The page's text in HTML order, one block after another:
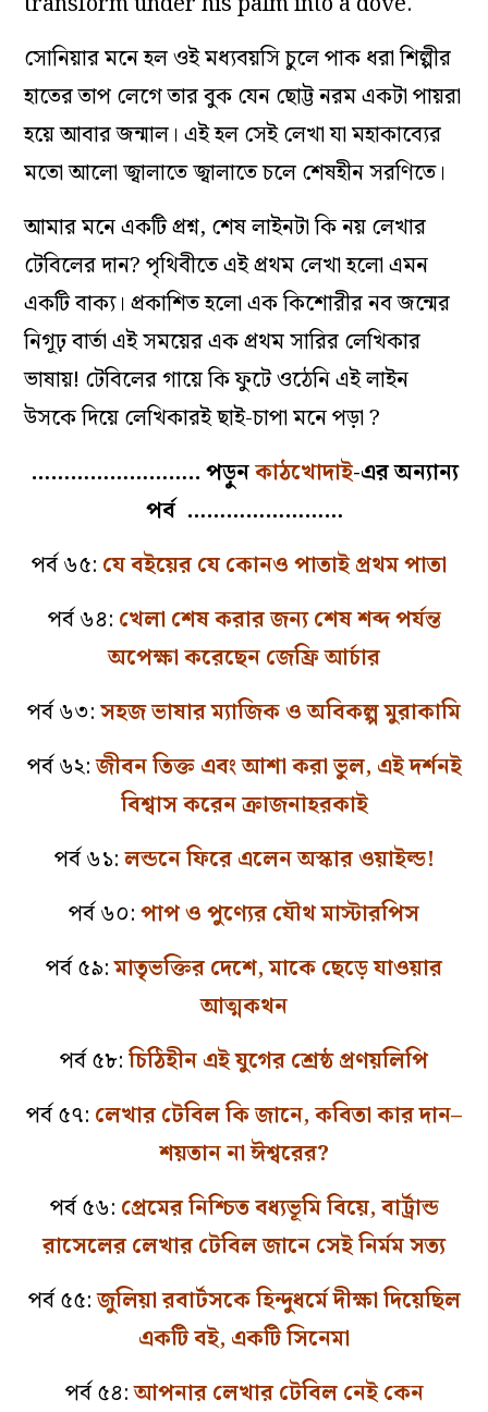
সোনিয়ার মনে হল ওই মধ্যবয়সি চুলে পাক ধরা শিল্পীর
হাতের তাপ লেগে তার বুক যেন ছোট্ট নরম একটা পায়রা
হয়ে আবার জন্মাল। এই হল সেই লেখা যা মহাকাব্যের
মতো আলো জ্বালাতে জ্বালাতে চলে শেষহীন সরণিতে।
আমার মনে একটি প্রশ্ন, শেষ লাইনটা কি নয় লেখার
টেবিলের দান? পৃথিবীতে এই প্রথম লেখা হলো এমন
একটি বাক্য। প্রকাশিত হলো এক কিশোরীর নব জন্মের
নিগূঢ় বার্তা এই সময়ের এক প্রথম সারির লেখিকার
ভাষায়! টেবিলের গায়ে কি ফুটে ওঠেনি এই লাইন
উসকে দিয়ে লেখিকারই ছাই-চাপা মনে পড়া ?
…………………….. পড়ুনকাঠখোদাই-এর অন্যান্য
পর্ব ……………………
পর্ব ৬৫: যে বইয়ের যে কোনও পাতাই প্রথম পাতা
পর্ব ৬৪: খেলা শেষ করার জন্য শেষ শব্দ পর্যন্ত
অপেক্ষা করেছেন জেফ্রি আর্চার
পর্ব ৬৩:সহজ ভাষার ম্যাজিক ও অবিকল্প মুরাকামি
পর্ব ৬২:জীবন তিক্ত এবং আশা করা ভুল, এই দর্শনই
বিশ্বাস করেন ক্রাজনাহরকাই
পর্ব ৬১:লন্ডনে ফিরে এলেন অস্কার ওয়াইল্ড!
পর্ব ৬০:পাপ ও পুণ্যের যৌথ মাস্টারপিস
পর্ব ৫৯:মাতৃভক্তির দেশে, মাকে ছেড়ে যাওয়ার
আত্মকথন
পর্ব ৫৮:চিঠিহীন এই যুগের শ্রেষ্ঠ প্রণয়লিপি
পর্ব ৫৭: লেখার টেবিল কি জানে, কবিতা কার দান–
শয়তান না ঈশ্বরের?
পর্ব ৫৬: প্রেমের নিশ্চিত বধ্যভূমি বিয়ে, বার্ট্রান্ড
রাসেলের লেখার টেবিল জানে সেই নির্মম সত্য
পর্ব ৫৫:জুলিয়া রবার্টসকে হিন্দুধর্মে দীক্ষা দিয়েছিল
একটি বই, একটি সিনেমা
পর্ব ৫৪:আপনার লেখার টেবিল নেই কেন